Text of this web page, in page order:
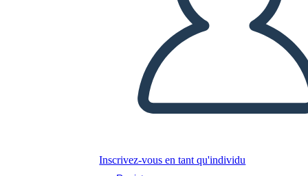
Inscrivez-vous en tant qu'individu